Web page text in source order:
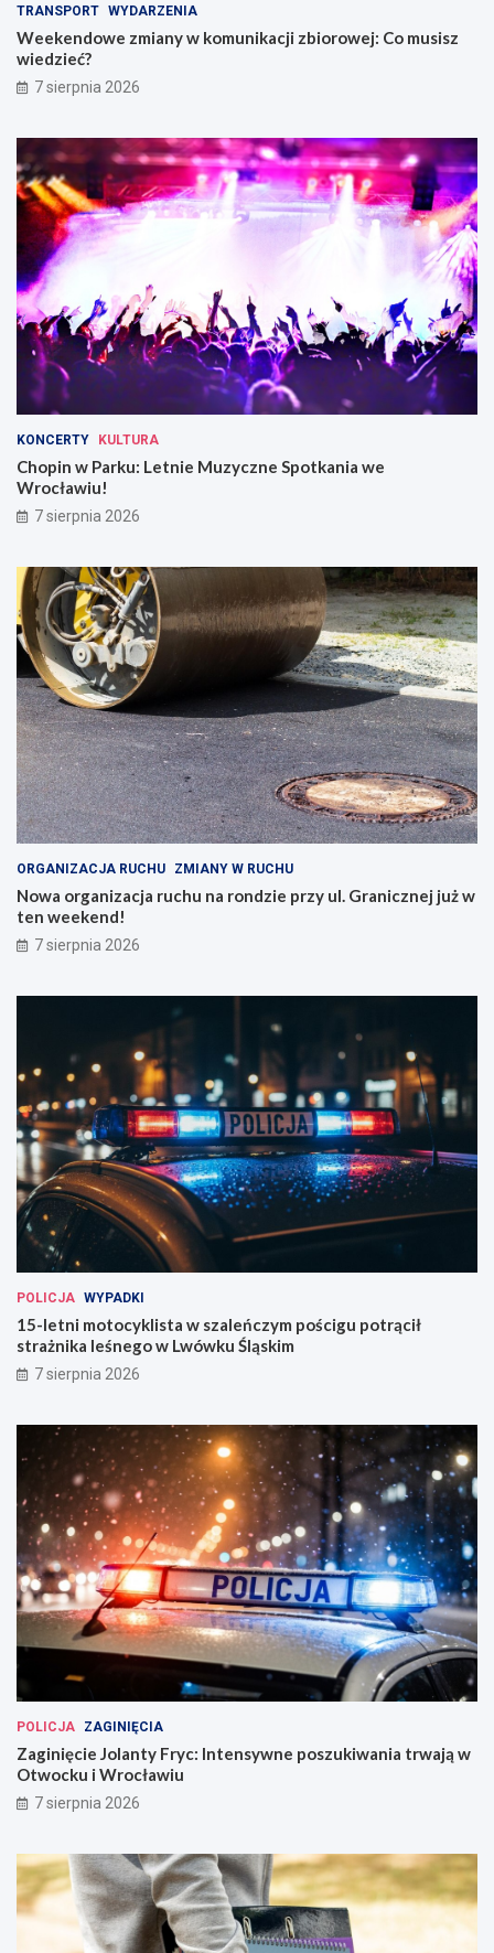
TRANSPORT WYDARZENIA
Weekendowe zmiany w komunikacji zbiorowej: Co musisz
wiedzieć?
7 sierpnia 2026
KONCERTY KULTURA
Chopin w Parku: Letnie Muzyczne Spotkania we
Wrocławiu!
7 sierpnia 2026
ORGANIZACJA RUCHU ZMIANY W RUCHU
Nowa organizacja ruchu na rondzie przy ul. Granicznej już w
ten weekend!
7 sierpnia 2026
POLICJA WYPADKI
15-letni motocyklista w szaleńczym pościgu potrącił
strażnika leśnego w Lwówku Śląskim
7 sierpnia 2026
POLICJA ZAGINIĘCIA
Zaginięcie Jolanty Fryc: Intensywne poszukiwania trwają w
Otwocku i Wrocławiu
7 sierpnia 2026